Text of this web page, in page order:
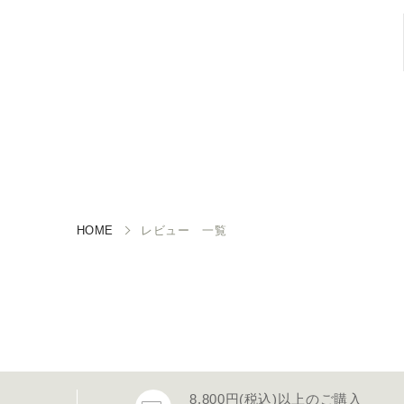
HOME レビュー 一覧
8,800円(税込)以上のご購入